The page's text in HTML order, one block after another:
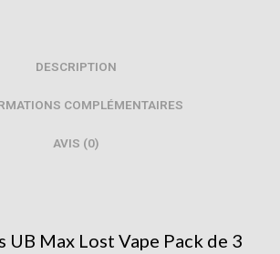
DESCRIPTION
COMPLÉMENTAIRES
AVIS (0)
UB Max Lost Vape Pack de 3